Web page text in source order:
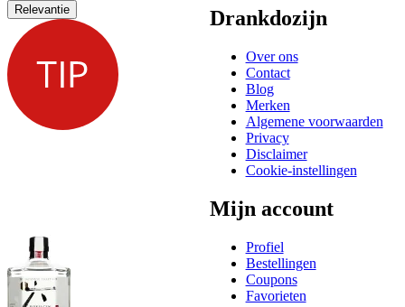
Relevantie Drankdozijn
Over ons
Contact
Blog
Merken
Algemene voorwaarden
Privacy
Disclaimer
Cookie-instellingen
Mijn account
Profiel
Bestellingen
Coupons
Favorieten